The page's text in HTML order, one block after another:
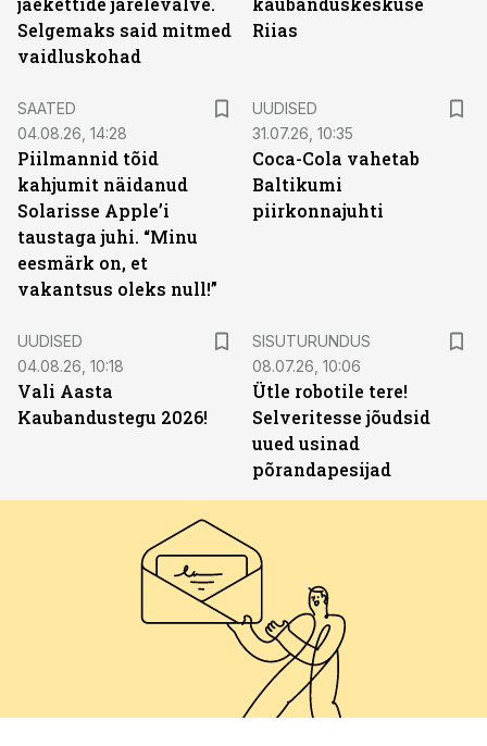
Selgemaks said mitmed
vaidluskohad
Riias
SAATED
04.08.26, 14:28
Piilmannid tõid
kahjumit näidanud
Solarisse Apple’i
taustaga juhi. “Minu
eesmärk on, et
vakantsus oleks null!”
UUDISED
31.07.26, 10:35
Coca-Cola vahetab
Baltikumi
piirkonnajuhti
UUDISED
04.08.26, 10:18
Vali Aasta
Kaubandustegu 2026!
SISUTURUNDUS
08.07.26, 10:06
Ütle robotile tere!
Selveritesse jõudsid
uued usinad
põrandapesijad